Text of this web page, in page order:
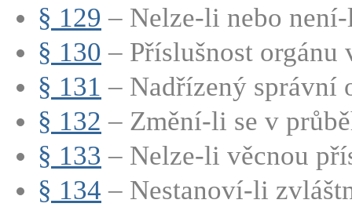
§ 129 – Nelze-li nebo
§ 130 – Příslušnost orgánu
§ 131 – Nadřízený správní
§ 132 – Změní-li se v
§ 133 – Nelze-li věcnou
§ 134 – Nestanoví-li